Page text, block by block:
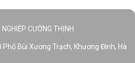
CƯỜNG THỊNH
Bùi Xương Trạch, Khương Đình, Hà